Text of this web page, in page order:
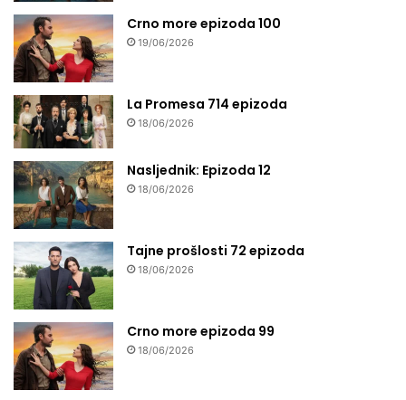
Crno more epizoda 100
19/06/2026
La Promesa 714 epizoda
18/06/2026
Nasljednik: Epizoda 12
18/06/2026
Tajne prošlosti 72 epizoda
18/06/2026
Crno more epizoda 99
18/06/2026